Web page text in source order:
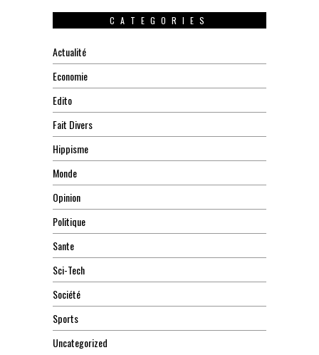
CATEGORIES
Actualité
Economie
Edito
Fait Divers
Hippisme
Monde
Opinion
Politique
Sante
Sci-Tech
Société
Sports
Uncategorized